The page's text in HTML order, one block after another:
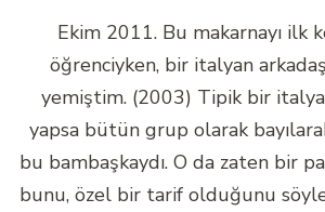
Ekim 2011. Bu makarnayı ilk
öğrenciyken, bir italyan
yemiştim. (2003) Tipik bir
yapsa bütün grup olarak
bu bambaşkaydı. O da zaten bir
bunu, özel bir tarif olduğunu